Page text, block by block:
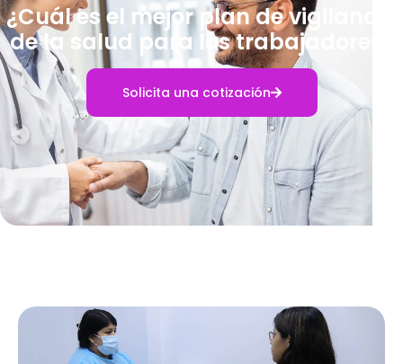
¿Cuál es el mejor plan de vigilancia
de la salud para los trabajadores?
Solicita una cotización